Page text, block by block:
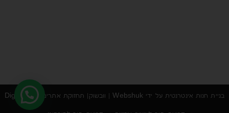
בניית חנות אינטרנטית על ידי Webshuk | וובשוק | תחזוקת אתרים DigiMarket